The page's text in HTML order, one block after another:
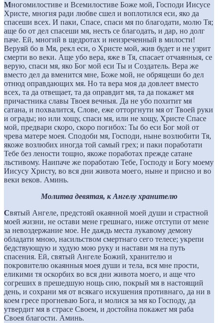
Многомилостиве и Всемилостиве Боже мой, Господи Иисусе
Христе, многия ради любве сшел и воплотился еси, яко да
спасеши всех. И паки, Спасе, спаси мя по благодати, молю Тя;
аще бо от дел спасеши мя, несть се благодать, и дар, но долг
паче. Ей, многий в щедротах и неизреченный в милости!
Веруяй бо в Мя, рекл еси, о Христе мой, жив будет и не узрит
смерти во веки. Аще убо вера, яже в Тя, спасает отчаянныя, се
верую, спаси мя, яко Бог мой еси Ты и Создатель. Вера же
вместо дел да вменится мне, Боже мой, не обрящеши бо дел
отнюд оправдающих мя. Но та вера моя да довлеет вместо
всех, та да отвещает, та да оправдит мя, та да покажет мя
причастника славы Твоея вечныя. Да не убо похитит мя
сатана, и похвалится, Слове, еже отторгнути мя от Твоей руки
и ограды; но или хощу, спаси мя, или не хощу, Христе Спасе
мой, предвари скоро, скоро погибох: Ты бо еси Бог мой от
чрева матере моея. Сподоби мя, Господи, ныне возлюбити Тя,
якоже возлюбих иногда той самый грех; и паки поработати
Тебе без лености тощно, якоже поработах прежде сатане
льстивому. Наипаче же поработаю Тебе, Господу и Богу моему
Иисусу Христу, во вся дни живота моего, ныне и присно и во
веки веков. Аминь.
Молитва девятая, к Ангелу хранителю
Святый Ангеле, предстояй окаянной моей души и страстной
моей жизни, не остави мене грешнаго, ниже отступи от мене
за невоздержание мое. Не даждь места лукавому демону
обладати мною, насильством смертнаго сего телесе; укрепи
бедствующую и худую мою руку и настави мя на путь
спасения. Ей, святый Ангеле Божий, хранителю и
покровителю окаянныя моея души и тела, вся мне прости,
еликими тя оскорбих во вся дни живота моего, и аще что
согреших в прешедшую нощь сию, покрый мя в настоящий
день, и сохрани мя от всякаго искушения противнаго, да ни в
коем гресе прогневаю Бога, и молися за мя ко Господу, да
утвердит мя в страсе Своем, и достойна покажет мя раба
Своея благости. Аминь.